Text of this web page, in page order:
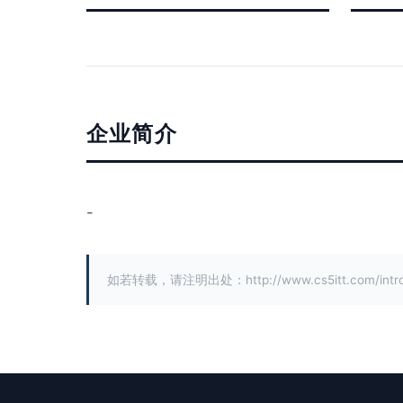
企业简介
-
如若转载，请注明出处：http://www.cs5itt.com/